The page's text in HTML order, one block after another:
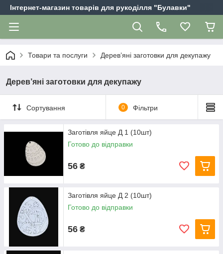
Інтернет-магазин товарів для рукоділля "Булавки"
Товари та послуги Дерев’яні заготовки для декупажу
Дерев’яні заготовки для декупажу
Сортування 0 Фільтри
Заготівля яйце Д 1 (10шт)
Готово до відправки
56 ₴
Заготівля яйце Д 2 (10шт)
Готово до відправки
56 ₴